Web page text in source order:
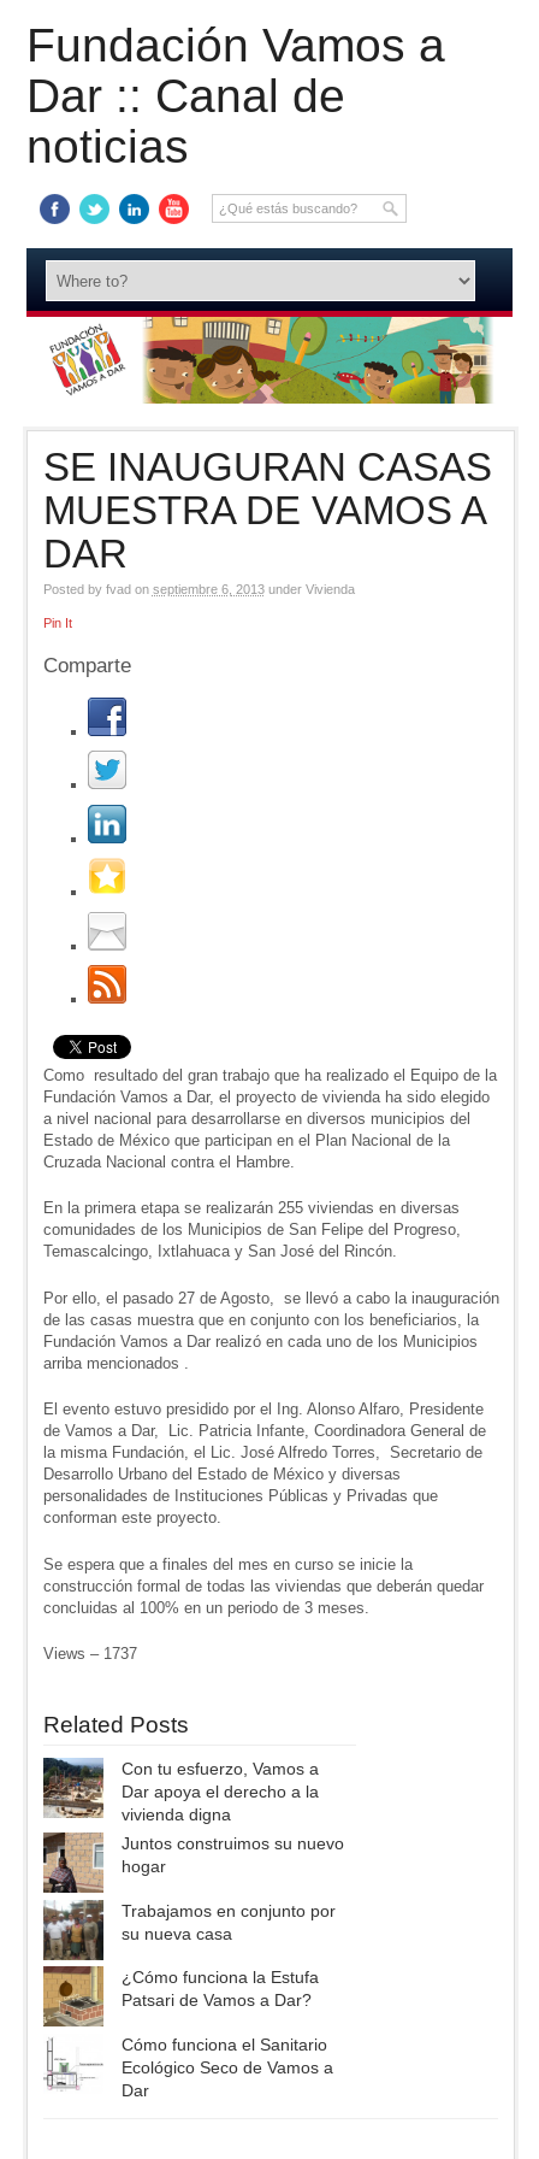
Fundación Vamos a
Dar :: Canal de
noticias
SE INAUGURAN CASAS
MUESTRA DE VAMOS A
DAR
Posted by fvad on septiembre 6, 2013 under Vivienda
Pin It
Comparte
Como resultado del gran trabajo que ha realizado el Equipo de la
Fundación Vamos a Dar, el proyecto de vivienda ha sido elegido
a nivel nacional para desarrollarse en diversos municipios del
Estado de México que participan en el Plan Nacional de la
Cruzada Nacional contra el Hambre.
En la primera etapa se realizarán 255 viviendas en diversas
comunidades de los Municipios de San Felipe del Progreso,
Temascalcingo, Ixtlahuaca y San José del Rincón.
Por ello, el pasado 27 de Agosto, se llevó a cabo la inauguración
de las casas muestra que en conjunto con los beneficiarios, la
Fundación Vamos a Dar realizó en cada uno de los Municipios
arriba mencionados .
El evento estuvo presidido por el Ing. Alonso Alfaro, Presidente
de Vamos a Dar, Lic. Patricia Infante, Coordinadora General de
la misma Fundación, el Lic. José Alfredo Torres, Secretario de
Desarrollo Urbano del Estado de México y diversas
personalidades de Instituciones Públicas y Privadas que
conforman este proyecto.
Se espera que a finales del mes en curso se inicie la
construcción formal de todas las viviendas que deberán quedar
concluidas al 100% en un periodo de 3 meses.
Views – 1737
Related Posts
Con tu esfuerzo, Vamos a
Dar apoya el derecho a la
vivienda digna
Juntos construimos su nuevo
hogar
Trabajamos en conjunto por
su nueva casa
¿Cómo funciona la Estufa
Patsari de Vamos a Dar?
Cómo funciona el Sanitario
Ecológico Seco de Vamos a
Dar